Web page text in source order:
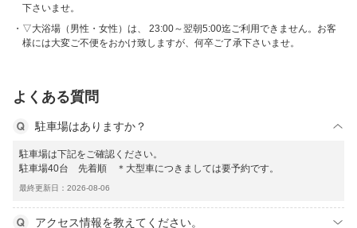
下さいませ。
▽大浴場（男性・女性）は、 23:00～翌朝5:00迄ご利用できません。お客
様には大変ご不便をおかけ致しますが、何卒ご了承下さいませ。
よくある質問
駐車場はありますか？
駐車場は下記をご確認ください。
駐車場40台 先着順 ＊大型車につきましては要予約です。
最終更新日：2026-08-06
アクセス情報を教えてください。